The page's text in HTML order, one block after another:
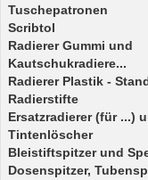
Tuschepatronen
Scribtol
Radierer Gummi und
Kautschukradiere...
Radierer Plastik -
Radierstifte
Ersatzradierer (für ...)
Tintenlöscher
Bleistiftspitzer und
Dosenspitzer,